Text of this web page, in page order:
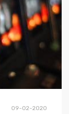
09-02-2020